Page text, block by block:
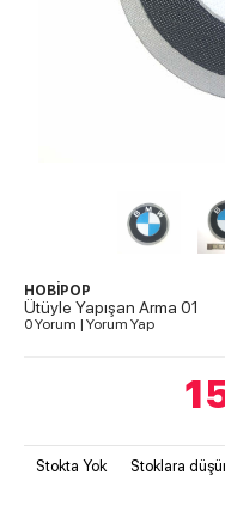
HOBİPOP
Ütüyle Yapışan Arma 01
0 Yorum | Yorum Yap
Stokta Yok Stoklara